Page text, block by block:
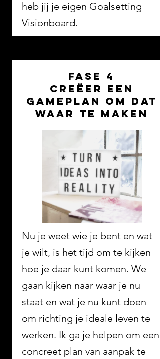
heb jij je eigen Goalsetting
Visionboard.
fase 4
creëer een
gameplan om dat
waar te maken
Nu je weet wie je bent en wat
je wilt, is het tijd om te kijken
hoe je daar kunt komen. We
gaan kijken naar waar je nu
staat en wat je nu kunt doen
om richting je ideale leven te
werken. Ik ga je helpen om een
concreet plan van aanpak te